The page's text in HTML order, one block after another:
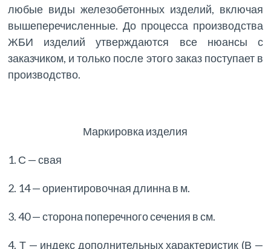
любые виды железобетонных изделий, включая
вышеперечисленные. До процесса производства
ЖБИ изделий утверждаются все нюансы с
заказчиком, и только после этого заказ поступает в
производство.
Маркировка изделия
1. С — свая
2. 14 — ориентировочная длинна в м.
3. 40 — сторона поперечного сечения в см.
4. Т — индекс дополнительных характеристик (В —